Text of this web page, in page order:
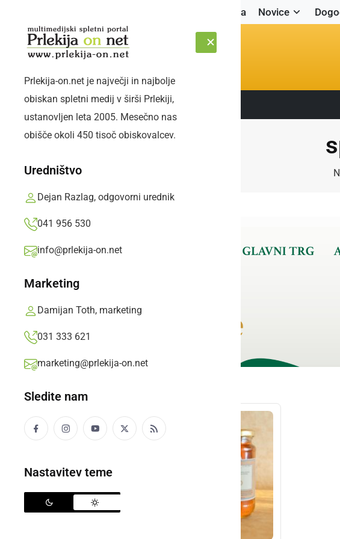
Naslovnica Novice
SOBOTA, 8. AVGUST 2026 Sledite nam:
Prlekija-on.net je največji in najbolje
obiskan spletni medij v širši Prlekiji,
ustanovljen leta 2005. Mesečno nas
obišče okoli 450 tisoč obiskovalcev.
Uredništvo
Dejan Razlag, odgovorni urednik
041 956 530
info@prlekija-on.net
Marketing
Damijan Toth, marketing
031 333 621
marketing@prlekija-on.net
Sledite nam
Nastavitev teme